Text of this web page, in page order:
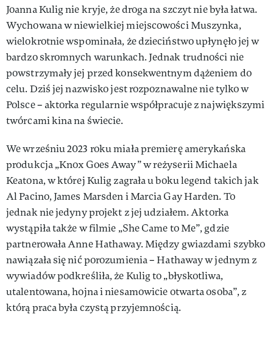
Joanna Kulig nie kryje, że droga na szczyt nie była łatwa.
Wychowana w niewielkiej miejscowości Muszynka,
wielokrotnie wspominała, że dzieciństwo upłynęło jej w
bardzo skromnych warunkach. Jednak trudności nie
powstrzymały jej przed konsekwentnym dążeniem do
celu. Dziś jej nazwisko jest rozpoznawalne nie tylko w
Polsce – aktorka regularnie współpracuje z największymi
twórcami kina na świecie.
We wrześniu 2023 roku miała premierę amerykańska
produkcja „Knox Goes Away” w reżyserii Michaela
Keatona, w której Kulig zagrała u boku legend takich jak
Al Pacino, James Marsden i Marcia Gay Harden. To
jednak nie jedyny projekt z jej udziałem. Aktorka
wystąpiła także w filmie „She Came to Me”, gdzie
partnerowała Anne Hathaway. Między gwiazdami szybko
nawiązała się nić porozumienia – Hathaway w jednym z
wywiadów podkreśliła, że Kulig to „błyskotliwa,
utalentowana, hojna i niesamowicie otwarta osoba”, z
którą praca była czystą przyjemnością.